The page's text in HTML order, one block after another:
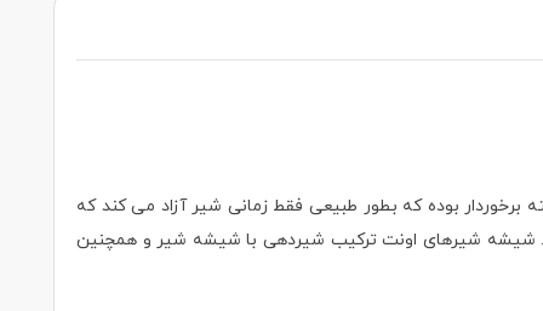
برخوردار بوده که بطور طبیعی فقط زمانی شیر آزاد می کند که
شیشه شیرهای اونت ترکیب شیردهی با شیشه شیر و همچنین